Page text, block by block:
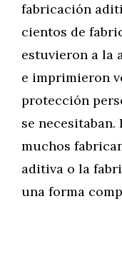
fabricación
cientos de
estuvieron a la
e imprimieron
protección
se
muchos
aditiva o la
una forma